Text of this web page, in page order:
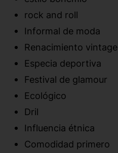
rock and roll
Informal de moda
Renacimiento vintage
Especia deportiva
Festival de glamour
Ecológico
Dril
Influencia étnica
Comodidad primero